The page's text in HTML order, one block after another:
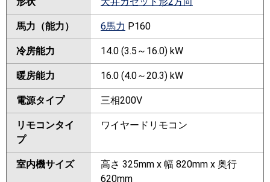
馬力（能力） 6馬力 P160
冷房能力 14.0 (3.5～16.0) kW
暖房能力 16.0 (4.0～20.3) kW
電源タイプ 三相200V
リモコンタイ
プ
ワイヤードリモコン
室内機サイズ
高さ 325mm x 幅 820mm x 奥行
620mm